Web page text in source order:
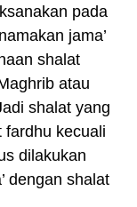
pada
jama’
shalat
atau
shalat yang
fardhu kecuali
dilakukan
dengan shalat